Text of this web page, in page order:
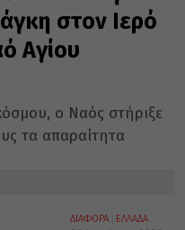
στον Ιερό
Αγίου
ο Ναός στήριξε
τα απαραίτητα
ΔΙΑΦΟΡΑ
ΕΛΛΑΔΑ